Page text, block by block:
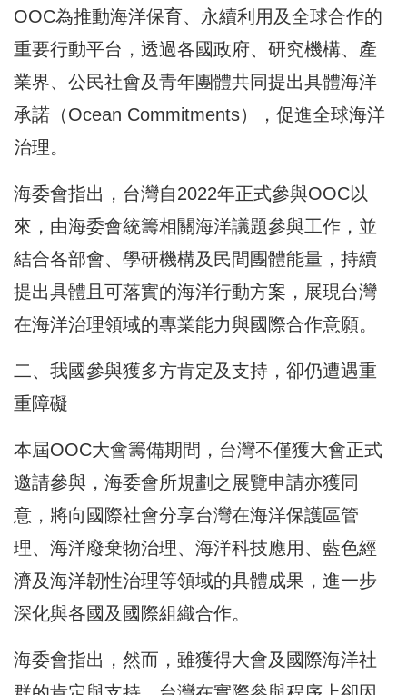
OOC為推動海洋保育、永續利用及全球合作的
重要行動平台，透過各國政府、研究機構、產
業界、公民社會及青年團體共同提出具體海洋
承諾（Ocean Commitments），促進全球海洋
治理。
海委會指出，台灣自2022年正式參與OOC以
來，由海委會統籌相關海洋議題參與工作，並
結合各部會、學研機構及民間團體能量，持續
提出具體且可落實的海洋行動方案，展現台灣
在海洋治理領域的專業能力與國際合作意願。
二、我國參與獲多方肯定及支持，卻仍遭遇重
重障礙
本屆OOC大會籌備期間，台灣不僅獲大會正式
邀請參與，海委會所規劃之展覽申請亦獲同
意，將向國際社會分享台灣在海洋保護區管
理、海洋廢棄物治理、海洋科技應用、藍色經
濟及海洋韌性治理等領域的具體成果，進一步
深化與各國及國際組織合作。
海委會指出，然而，雖獲得大會及國際海洋社